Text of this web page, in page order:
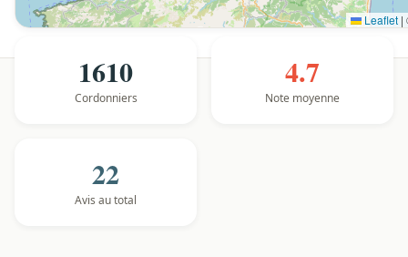
Leaflet |
1610
Cordonniers
4.7
Note moyenne
22
Avis au total